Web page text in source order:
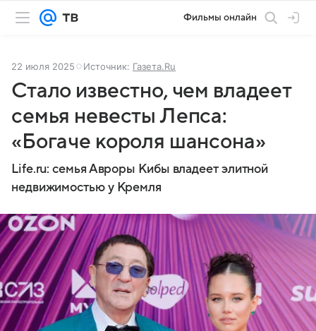
Фильмы онлайн
22 июля 2025 Источник: Газета.Ru
Стало известно, чем владеет
семья невесты Лепса:
«Богаче короля шансона»
Life.ru: семья Авроры Кибы владеет элитной
недвижимостью у Кремля